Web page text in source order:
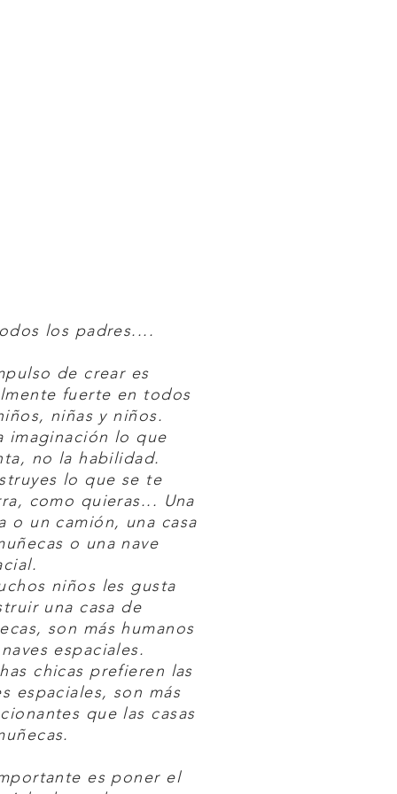
los padres....
de crear es
fuerte en todos
niñas y niños.
imaginación lo que
no la habilidad.
lo que se te
como quieras... Una
o un camión, una casa
o una nave
niños les gusta
una casa de
son más humanos
espaciales.
chicas prefieren las
espaciales, son más
que las casas
es poner el